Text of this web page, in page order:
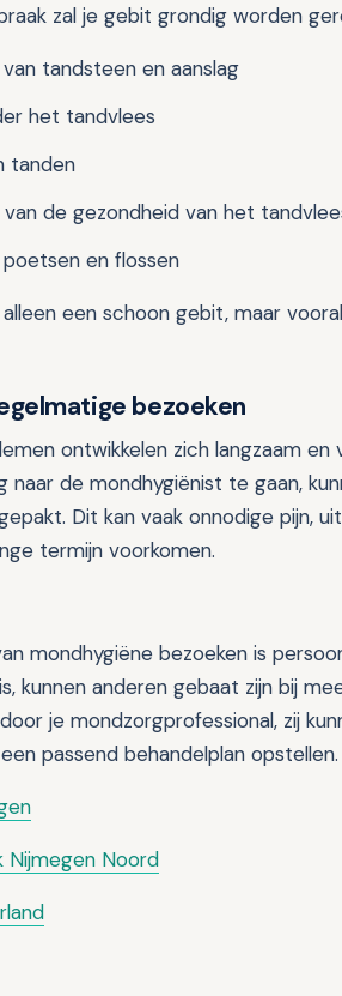
zal je gebit grondig worden
tandsteen en aanslag
het tandvlees
tanden
de gezondheid van het
en flossen
een schoon gebit, maar
bezoeken
ontwikkelen zich langzaam
naar de mondhygiënist te gaan,
Dit kan vaak onnodige pijn,
termijn voorkomen.
mondhygiëne bezoeken is
kunnen anderen gebaat zijn bij
je mondzorgprofessional, zij
passend behandelplan opstellen.
Nijmegen Noord